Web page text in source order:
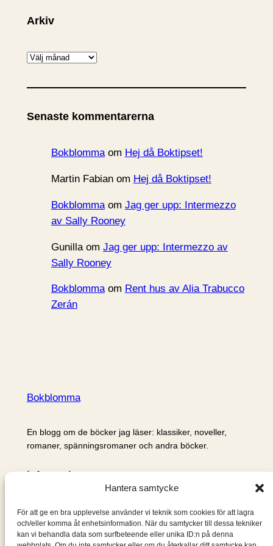
Hantera samtycke
För att ge en bra upplevelse använder vi teknik som cookies för att lagra
och/eller komma åt enhetsinformation. När du samtycker till dessa tekniker
kan vi behandla data som surfbeteende eller unika ID:n på denna
Arkiv
A
k
v
Senaste kommentarerna
Bokblommaom Hej då Boktipset!
Martin Fabianom Hej då Boktipset!
Bokblommaom Jag ger upp: Intermezzo
av Sally Rooney
Gunillaom Jag ger upp: Intermezzo av
Sally Rooney
Bokblommaom Rent hus av Alia Trabucco
Zerán
Bokblomma
En blogg om de böcker jag läser: klassiker, noveller,
romaner, spänningsromaner och andra böcker.
Information
Om mig & om bloggen
S
ö